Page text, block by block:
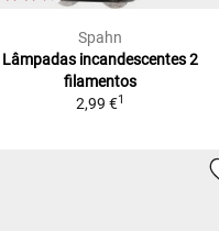
Spahn
Lâmpadas incandescentes 2
filamentos
2,99 €1